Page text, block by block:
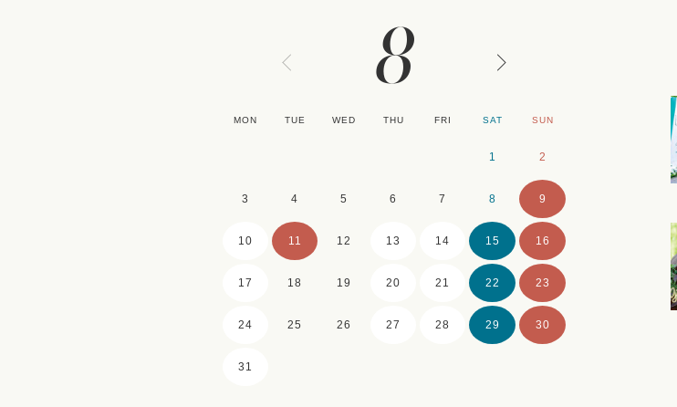
8
MON TUE WED THU FRI SAT SUN
1 2
3 4 5 6 7 8 9
10 11 12 13 14 15 16
17 18 19 20 21 22 23
24 25 26 27 28 29 30
31